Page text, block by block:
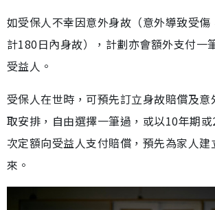
如受保人不幸因意外身故（意外導致受
計180日內身故），計劃亦會額外支付一
受益人。
受保人在世時，可預先訂立身故賠償及意
取安排，自由選擇一筆過，或以10年期
次定額向受益人支付賠償，預先為家人建
來。